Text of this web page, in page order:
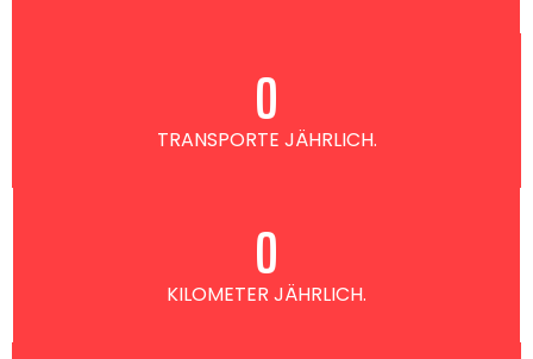
TRANSPORTE JÄHRLICH.
0
KILOMETER JÄHRLICH.
0